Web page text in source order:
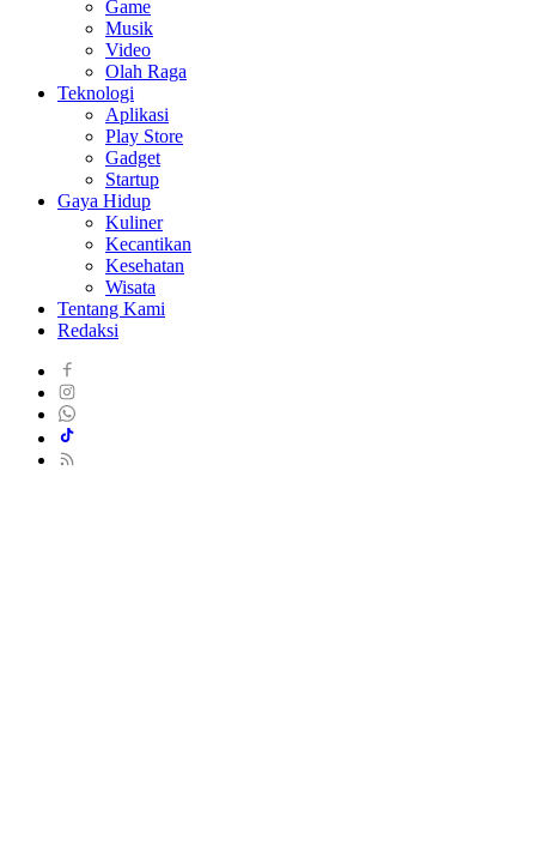
Game
Musik
Video
Olah Raga
Teknologi
Aplikasi
Play Store
Gadget
Startup
Gaya Hidup
Kuliner
Kecantikan
Kesehatan
Wisata
Tentang Kami
Redaksi